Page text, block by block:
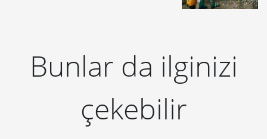
Bunlar da ilginizi
çekebilir